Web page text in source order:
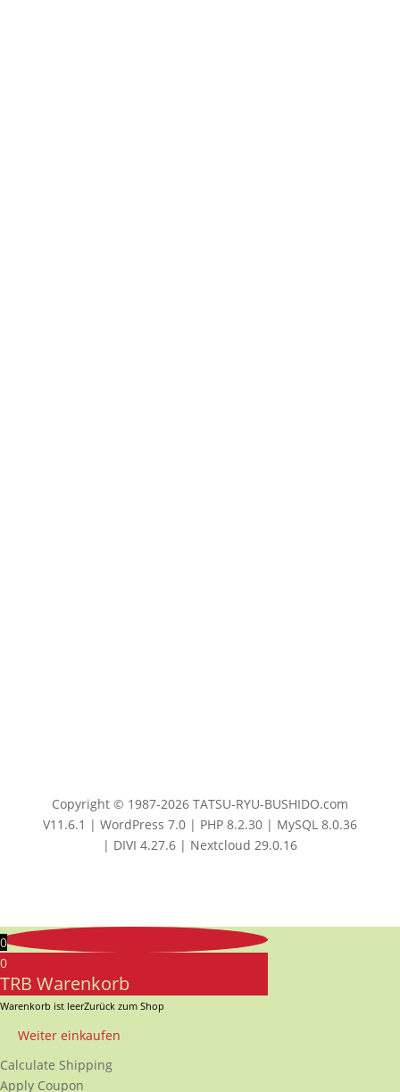
Copyright © 1987-2026 TATSU-RYU-BUSHIDO.com
V11.6.1 | WordPress 7.0 | PHP 8.2.30 | MySQL 8.0.36
| DIVI 4.27.6 | Nextcloud 29.0.16
0
0
TRB Warenkorb
Warenkorb ist leerZurück zum Shop
Weiter einkaufen
Calculate Shipping
Apply Coupon